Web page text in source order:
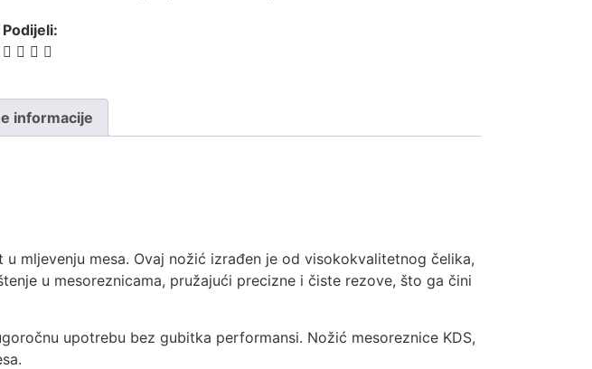
Podijeli:
informacije
mljevenju mesa. Ovaj nožić izrađen je od visokokvalitetnog čelika,
u mesoreznicama, pružajući precizne i čiste rezove, što ga čini
upotrebu bez gubitka performansi. Nožić mesoreznice KDS,